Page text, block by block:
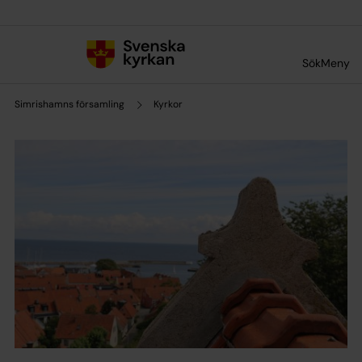
SökMeny
Simrishamns församling Kyrkor